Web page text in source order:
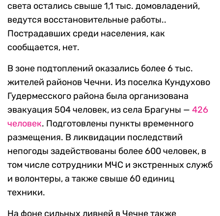
света остались свыше 1,1 тыс. домовладений,
ведутся восстановительные работы..
Пострадавших среди населения, как
сообщается, нет.
В зоне подтоплений оказались более 6 тыс.
жителей районов Чечни. Из поселка Кундухово
Гудермесского района была организована
эвакуация 504 человек, из села Брагуны — 426
человек. Подготовлены пункты временного
размещения. В ликвидации последствий
непогоды задействованы более 600 человек, в
том числе сотрудники МЧС и экстренных служб
и волонтеры, а также свыше 60 единиц
техники.
На фоне сильных ливней в Чечне также